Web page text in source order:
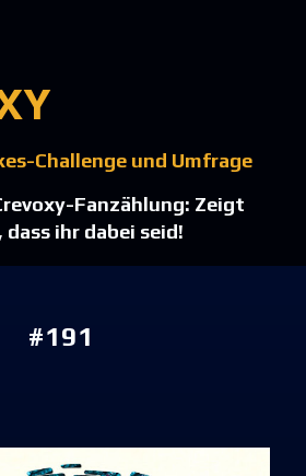
Challenge und Umfrage
Fanzählung: Zeigt
ihr dabei seid!
#191